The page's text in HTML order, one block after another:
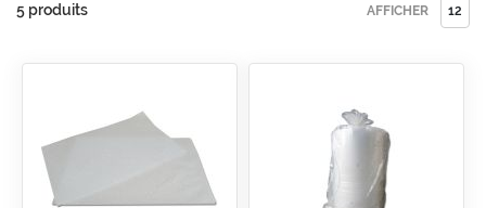
5 produits AFFICHER